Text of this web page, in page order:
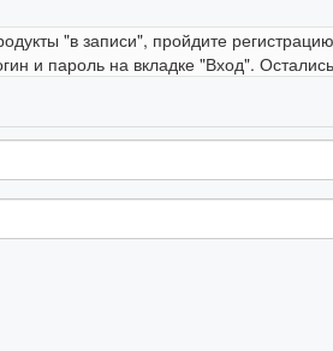
"в записи", пройдите
и пароль на вкладке "Вход".